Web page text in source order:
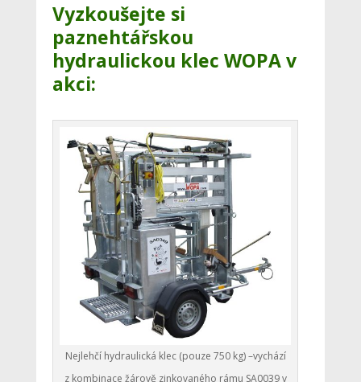
Vyzkoušejte si
paznehtářskou
hydraulickou klec WOPAv
akci:
Nejlehčí hydraulická klec (pouze 750 kg) –vychází
z kombinace žárově zinkovaného rámu SA0039 v